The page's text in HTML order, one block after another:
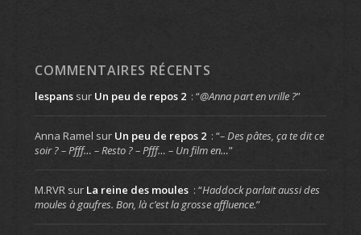
COMMENTAIRES RÉCENTS
lespanssur Un peu de repos 2 : “@Anna part en vrille ?”
Anna Ramel sur Un peu de repos 2 : “– Des pâtes, ça te dit ce
soir ? – Pfff… – Resto ? – Pfff… – Un film en…”
M.RVRsur La reine des moules : “Haddock parlait aussi des
moules à gaufres. Bon, là c’est la grosse affluence.”